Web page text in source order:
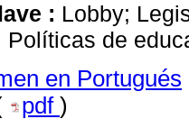
: Lobby;
Políticas de
en Portugués
pdf )